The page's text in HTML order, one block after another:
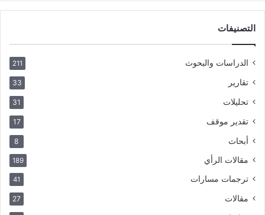
التصنيفات
الدراسات والبحوث 211
تقارير 33
تحليلات 31
تقدير موقف 17
أبحاث 8
مقالات الرأي 189
ترجمات مسارات 41
مقالات 27